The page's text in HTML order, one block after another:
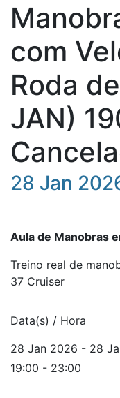
com
Roda
JAN)
28 Jan
Aula de Manobras
Treino real de
37 Cruiser
Data(s) / Hora
28 Jan 2026 - 28
19:00 - 23:00